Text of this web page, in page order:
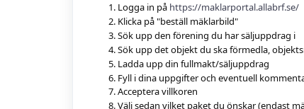
Logga in på https://maklarportal.allabrf.se/
Klicka på "beställ mäklarbild"
Sök upp den förening du har säljuppdrag i
Sök upp det objekt du ska förmedla,
Ladda upp din fullmakt/säljuppdrag
Fyll i dina uppgifter och eventuell
Acceptera villkoren
Välj sedan vilket paket du önskar (endast